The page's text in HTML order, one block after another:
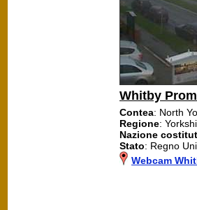
Whitby
Contea: North
Regione:
Nazione
Stato: Regno
Webcam